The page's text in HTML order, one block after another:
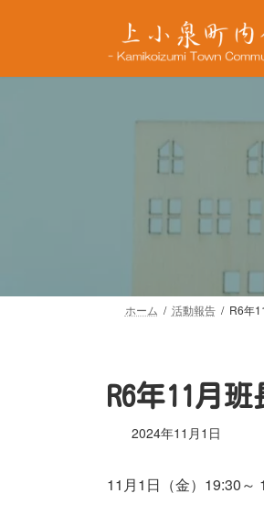
ン
ー
ホーム 活動報告 R6年
R6年11月
2024年11月1日
11月1日（金）19:30～